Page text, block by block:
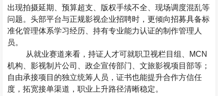
出现拍摄延期、预算超支、版权手续不全、现场调度混乱等
问题。头部平台与正规影视企业招聘时，更倾向招募具备标
准化管理体系学习经历、持有专业能力认证的制作管理人
员。
从就业赛道来看，持证人才可就职卫视栏目组、
MCN
机构、影视制片公司、政企宣传部门、文旅影视项目部等；
自由承接项目的独立统筹人员，证书也能提升合作方信任
度，拓宽接单渠道，职业上升路径清晰稳定。